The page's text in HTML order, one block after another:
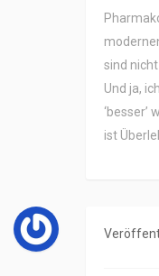
sind
Und ja,
‘besser’
ist